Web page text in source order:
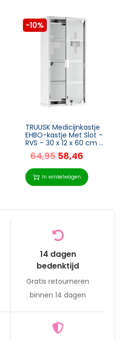
-10%
TRUUSK Medicijnkastje
EHBO-kastje Met Slot –
RVS – 30 x 12 x 60 cm –
Veilig en Stijlvol
opbergen van EHBO-
benodigdheden
64,95 58,46
In winkelwagen
14 dagen
bedenktijd
Gratis retourneren
binnen 14 dagen